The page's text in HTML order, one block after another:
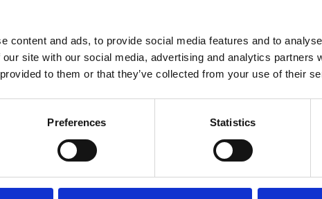
content and ads, to provide social media features and to
site with our social media, advertising and analytics partners
to them or that they’ve collected from your use of their
Preferences Statistics
CENTRI SPORTIVI